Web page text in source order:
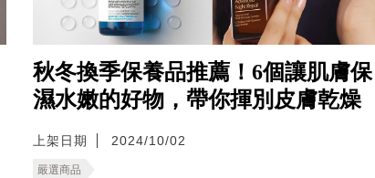
秋冬換季保養品推薦！6個讓肌膚保
濕水嫩的好物，帶你揮別皮膚乾燥
上架日期 2024/10/02
嚴選商品